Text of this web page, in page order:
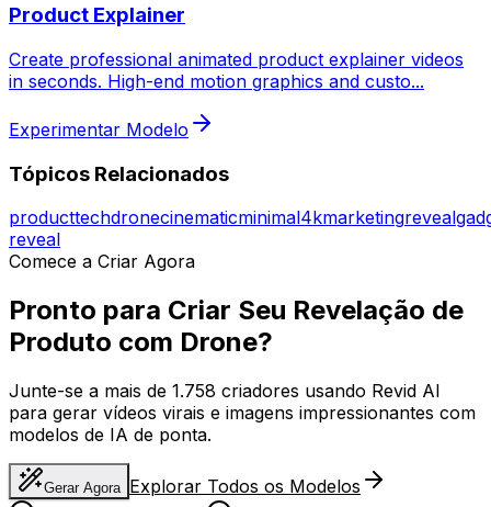
Product Explainer
Create professional animated product explainer videos
in seconds. High-end motion graphics and custo...
Experimentar Modelo
Tópicos Relacionados
producttechdronecinematicminimal4kmarketingreveal
reveal
Comece a Criar Agora
Pronto para Criar Seu Revelação de
Produto com Drone?
Junte-se a mais de 1.758 criadores usando Revid AI
para gerar vídeos virais e imagens impressionantes com
modelos de IA de ponta.
Gerar Agora Explorar Todos os Modelos